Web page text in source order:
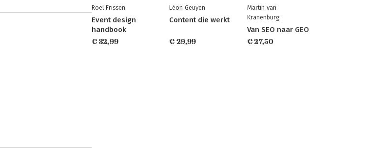
Roel Frissen
Event design
handbook
€ 32,99
Léon Geuyen
Content die werkt
€ 29,99
Martin van
Kranenburg
Van SEO naar GEO
€ 27,50